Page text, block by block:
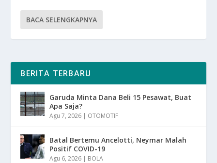
BACA SELENGKAPNYA
BERITA TERBARU
Garuda Minta Dana Beli 15 Pesawat, Buat
Apa Saja?
Agu 7, 2026 | OTOMOTIF
Batal Bertemu Ancelotti, Neymar Malah
Positif COVID-19
Agu 6, 2026 | BOLA